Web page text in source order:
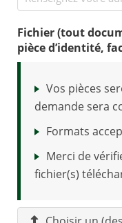
Fichier (tout
pièce d’identité,
Vos pièces
demande sera
Formats
Merci de
fichier(s)